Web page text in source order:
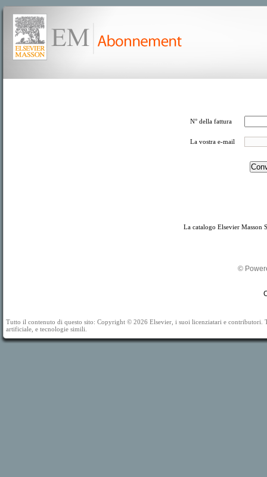
N° della fattura
La vostra e-mail
La catalogo Elsevier Masson
©
Tutto il contenuto di questo sito: Copyright © 2026 Elsevier, i suoi licenziatari e
artificiale, e tecnologie simili.